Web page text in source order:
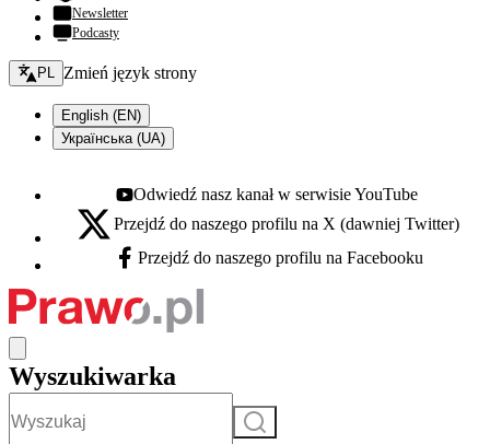
Newsletter
Podcasty
Zmień język - bieżący:
PL Zmień język strony
English (EN)
Українська (UA)
Youtube - otwiera się w nowej karcie
Odwiedź nasz kanał w serwisie YouTube
X - otwiera się w nowej karcie
Przejdź do naszego profilu na X (dawniej Twitter)
Facebook - otwiera się w nowej karcie
Przejdź do naszego profilu na Facebooku
Wyszukiwarka
Szukaj